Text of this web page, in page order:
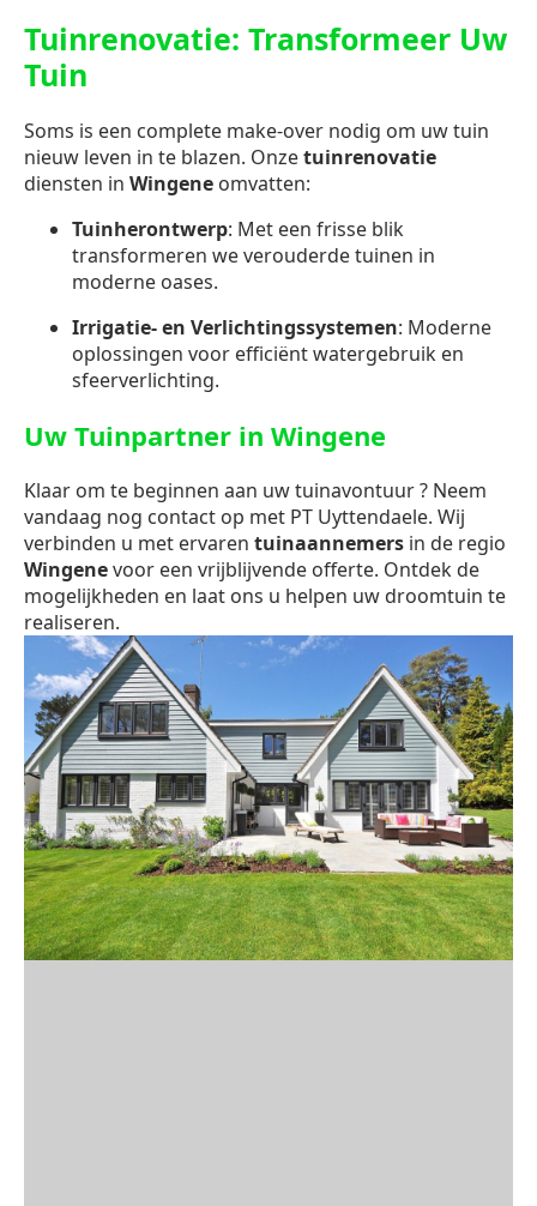
Tuinrenovatie: Transformeer Uw
Tuin
Soms is een complete make-over nodig om uw tuin
nieuw leven in te blazen. Onzetuinrenovatie
diensten in Wingene omvatten:
Tuinherontwerp: Met een frisse blik
transformeren we verouderde tuinen in
moderne oases.
Irrigatie- en Verlichtingssystemen: Moderne
oplossingen voor efficiënt watergebruik en
sfeerverlichting.
Uw Tuinpartner in Wingene
Klaar om te beginnen aan uw tuinavontuur ? Neem
vandaag nog contact op met PT Uyttendaele. Wij
verbinden u met ervaren tuinaannemers in de regio
Wingenevoor een vrijblijvende offerte. Ontdek de
mogelijkheden en laat ons u helpen uw droomtuin te
realiseren.